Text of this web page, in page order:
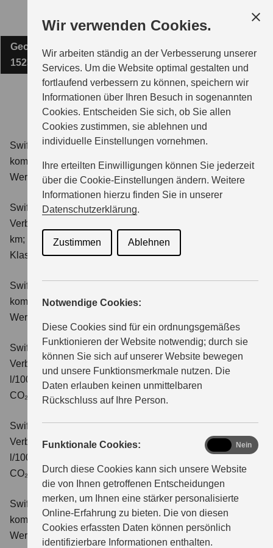
Wir verwenden Cookies.
Wir arbeiten ständig an der Verbesserung unserer
Services. Um die Website optimal gestalten und
fortlaufend verbessern zu können, speichern wir
Informationen über Ihren Besuch in sogenannten
Cookies. Entscheiden Sie sich, ob Sie allen
Cookies zustimmen, sie ablehnen und
individuelle Einstellungen vornehmen.
Ihre erteilten Einwilligungen können Sie jederzeit
über die Cookie-Einstellungen ändern. Weitere
Informationen hierzu finden Sie in unserer
Datenschutzerklärung.
Zustimmen Ablehnen
Notwendige Cookies:
Diese Cookies sind für ein ordnungsgemäßes
Funktionieren der Website notwendig; durch sie
können Sie sich auf unserer Website bewegen
und unsere Funktionsmerkmale nutzen. Die
Daten erlauben keinen unmittelbaren
Rückschluss auf Ihre Person.
Funktionale Cookies:
Durch diese Cookies kann sich unsere Website
die von Ihnen getroffenen Entscheidungen
merken, um Ihnen eine stärker personalisierte
Online-Erfahrung zu bieten. Die von diesen
Cookies erfassten Daten können persönlich
identifizierbare Informationen enthalten.
functional
Nein
Hauptinhalt
AUTOHAUS PETER BÖHMER
MODELLE
ZUBEHÖR
BERATUNG & KAUF
GESCHÄFTSKUNDEN
ÜBER UNS
Georg-Richter-Straße 12
15234 Frankfurt (Oder)
Swift 1.2 DUALJET HYBRID ClubVerbrauchswerte:
kombinierter Energieverbrauch 4,4 l/100km; kombinierter
Wert der CO₂-Emission: 98 g/km; CO₂-Klasse: C.
Swift 1.2 DUALJET HYBRID ALLGRIP Club
Verbrauchswerte: kombinierter Energieverbrauch 4,9 l/100
km; kombinierter Wert der CO₂-Emission: 111 g/km; CO₂-
Klasse: C.
Swift 1.2 DUALJET HYBRID Comfort
kombinierter Energieverbrauch 4,4 l/100km; kombinierter
Wert der CO₂-Emission: 99 g/km; CO₂-Klasse: C.
Swift 1.2 DUALJET HYBRID CVT Comfort
Verbrauchswerte: kombinierter Energieverbrauch 4,7
l/100km; kombinierter Wert der CO₂-Emission: 106 g/km;
CO₂-Klasse: C.
Swift 1.2 DUALJET HYBRID ALLGRIP Comfort
Verbrauchswerte: kombinierter Energieverbrauch 4,9
l/100km; kombinierter Wert der CO₂-Emission: 110 g/km;
CO₂-Klasse: C.
Swift 1.2 DUALJET HYBRID Comfort+Verbrauchswerte:
kombinierter Energieverbrauch 4,4 l/100km; kombinierter
Wert der CO₂-Emission: 99 g/km; CO₂-Klasse: C.